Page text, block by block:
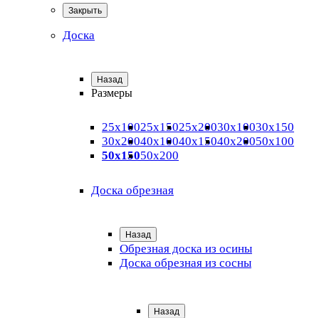
Закрыть
Доска
Назад
Размеры
25х10025х15025х20030х10030х150
30х20040х10040х15040х20050х100
50х15050х200
Доска обрезная
Назад
Обрезная доска из осины
Доска обрезная из сосны
Назад